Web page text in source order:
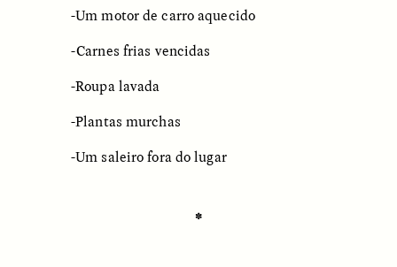
Conflicts With Seals in
ESSAY /PHENOMENON
-Um motor de carro aquecido
-Carnes frias vencidas
-Roupa lavada
-Plantas murchas
-Um saleiro fora do lugar
✽